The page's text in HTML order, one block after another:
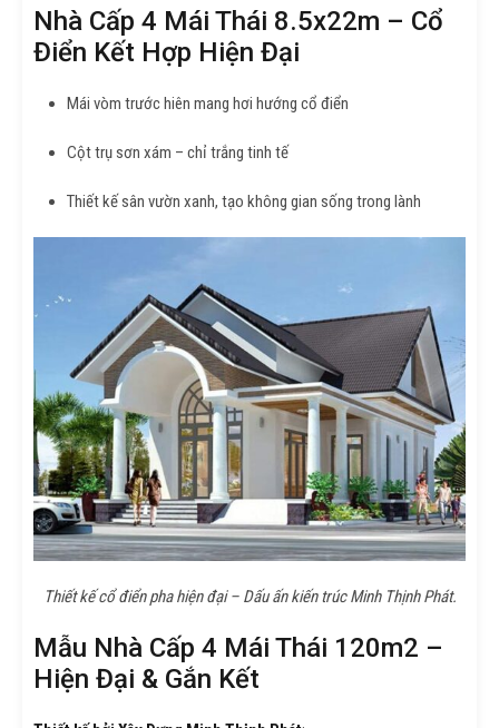
Nhà Cấp 4 Mái Thái 8.5x22m – Cổ
Điển Kết Hợp Hiện Đại
Mái vòm trước hiên mang hơi hướng cổ điển
Cột trụ sơn xám – chỉ trắng tinh tế
Thiết kế sân vườn xanh, tạo không gian sống trong lành
Thiết kế cổ điển pha hiện đại – Dấu ấn kiến trúc Minh Thịnh Phát.
Mẫu Nhà Cấp 4 Mái Thái 120m2 –
Hiện Đại & Gắn Kết